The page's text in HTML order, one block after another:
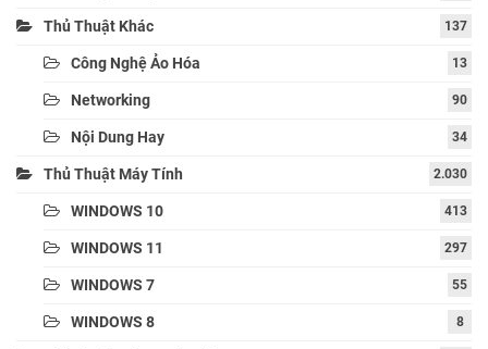
Thủ Thuật Khác 137
Công Nghệ Ảo Hóa 13
Networking 90
Nội Dung Hay 34
Thủ Thuật Máy Tính 2.030
WINDOWS 10 413
WINDOWS 11 297
WINDOWS 7 55
WINDOWS 8 8